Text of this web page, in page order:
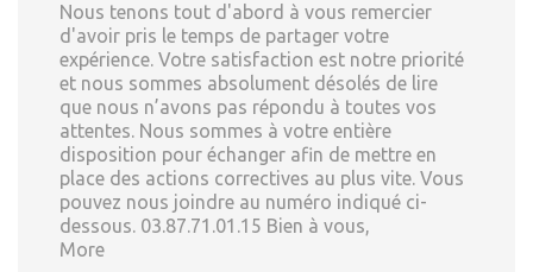
Nous tenons tout d'abord à vous remercier
d'avoir pris le temps de partager votre
expérience. Votre satisfaction est notre priorité
et nous sommes absolument désolés de lire
que nous n’avons pas répondu à toutes vos
attentes. Nous sommes à votre entière
disposition pour échanger afin de mettre en
place des actions correctives au plus vite. Vous
pouvez nous joindre au numéro indiqué ci-
dessous. 03.87.71.01.15 Bien à vous,
More